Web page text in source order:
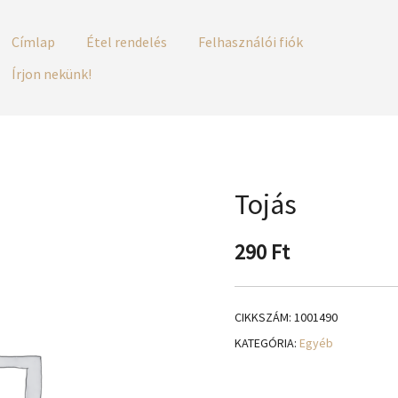
Címlap Étel rendelés
Felhasználói fiók
Írjon nekünk!
Tojás
290 Ft
CIKKSZÁM: 1001490
KATEGÓRIA: Egyéb